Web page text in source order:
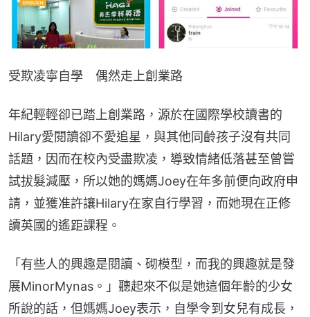
受欺凌寧自學　偶然走上創業路
年紀輕輕卻已踏上創業路，源於在國際學校讀書的
Hilary愛閱讀卻不愛追星，與其他同齡孩子沒有共同
話題，因而在校內受盡欺凌，導致情緒低落甚至曾嘗
試拔髮減壓，所以她的媽媽Joey在年多前便向政府申
請，並獲准許讓Hilary在家自行學習，而她現在正修
讀英國的遙距課程。
「有些人的興趣是閱讀、砌模型，而我的興趣就是發
展MinorMynas。」聽起來不似是她這個年齡的少女
所說的話，但媽媽Joey表示，自學令到女兒有成長，